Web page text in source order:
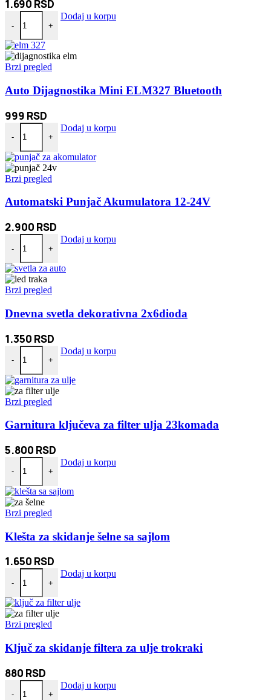
1.690 RSD
-
Alat za skidanje tapacirunga količina
+
Dodaj u korpu
Brzi pregled
Auto Dijagnostika Mini ELM327 Bluetooth
999 RSD
-
Auto Dijagnostika Mini ELM327 Bluetooth količina
+
Dodaj u korpu
Brzi pregled
Automatski Punjač Akumulatora 12-24V
2.900 RSD
-
Automatski Punjač Akumulatora 12-24V količina
+
Dodaj u korpu
Brzi pregled
Dnevna svetla dekorativna 2x6dioda
1.350 RSD
-
Dnevna svetla dekorativna 2x6dioda količina
+
Dodaj u korpu
Brzi pregled
Garnitura ključeva za filter ulja 23komada
5.800 RSD
-
Garnitura ključeva za filter ulja 23komada količina
+
Dodaj u korpu
Brzi pregled
Klešta za skidanje šelne sa sajlom
1.650 RSD
-
Klešta za skidanje šelne sa sajlom količina
+
Dodaj u korpu
Brzi pregled
Ključ za skidanje filtera za ulje trokraki
880 RSD
-
Ključ za skidanje filtera za ulje trokraki količina
+
Dodaj u korpu